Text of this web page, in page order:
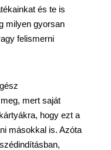
és te is
milyen gyorsan
felismerni
mert saját
hogy ezt a
másokkal is. Azóta